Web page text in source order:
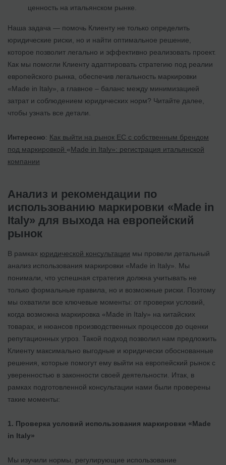
ценность на итальянском рынке.
Наша задача — помочь Клиенту не только определить
юридические риски, но и найти оптимальное решение,
которое позволит легально и эффективно реализовать проект.
Как мы помогли Клиенту адаптировать стратегию под реалии
европейского рынка, обеспечив легальность маркировки
«Made in Italy», а главное – баланс между минимизацией
затрат и соблюдением юридических норм? Читайте далее,
чтобы узнать все детали.
Интересно: Как выйти на рынок ЕС с собственным брендом
под маркировкой «Made in Italy»: регистрация итальянской
компании
Анализ и рекомендации по
использованию маркировки «Made in
Italy» для выхода на европейский
рынок
В рамках юридической консультации мы провели детальный
анализ использования маркировки «Made in Italy». Мы
понимали, что успешная стратегия должна учитывать не
только формальные правила, но и возможные риски. Поэтому
мы охватили все ключевые моменты: от проверки условий,
когда возможна маркировка «Made in Italy» на китайских
товарах, и нюансов производственных процессов до оценки
репутационных угроз. Такой подход позволил нам предложить
Клиенту максимально выгодные и юридически обоснованные
решения, которые помогут ему выйти на европейский рынок с
уверенностью в законности своей деятельности. Итак, в
рамках подготовленной консультации нами были проверены
такие моменты:
1. Проверка условий использования маркировки «Made
in Italy»
Мы изучили нормы, регулирующие использование